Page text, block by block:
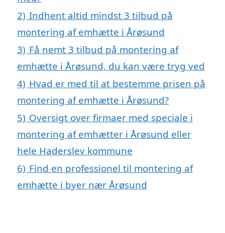
2) Indhent altid mindst 3 tilbud på
montering af emhætte i Årøsund
3) Få nemt 3 tilbud på montering af
emhætte i Årøsund, du kan være tryg ved
4) Hvad er med til at bestemme prisen på
montering af emhætte i Årøsund?
5) Oversigt over firmaer med speciale i
montering af emhætter i Årøsund eller
hele Haderslev kommune
6) Find en professionel til montering af
emhætte i byer nær Årøsund